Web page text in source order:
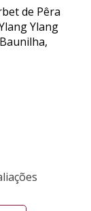
de Pêra
Ylang